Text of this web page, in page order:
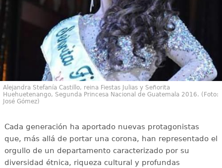
Alejandra Stefanía Castillo, reina Fiestas Julias y Señorita
Huehuetenango, Segunda Princesa Nacional de Guatemala 2016. (Foto:
José Gómez)
Cada generación ha aportado nuevas protagonistas
que, más allá de portar una corona, han representado el
orgullo de un departamento caracterizado por su
diversidad étnica, riqueza cultural y profundas